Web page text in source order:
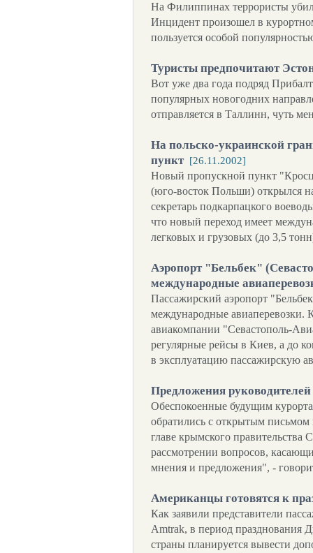
На Филиппинах террористы
Инцидент произошел в
пользуется особой
Туристы предпочитают
Вот уже два года подряд
популярных новогодних
отправляется в Таллинн, чуть
На польско-украинской
пункт [26.11.2002]
Новый пропускной пункт
(юго-восток Польши) открылся
секретарь подкарпацкого
что новый переход имеет
легковых и грузовых (до 3,5
Аэропорт "Бельбек"
международные
Пассажирский аэропорт
международные авиаперевозки.
авиакомпании "Севастополь-
регулярные рейсы в Киев, а до
в эксплуатацию пассажирскую
Предложения
Обеспокоенные будущим
обратились с открытым
главе крымского
рассмотрении вопросов,
мнения и предложения", -
Американцы готовятся к
Как заявили представители
Amtrak, в период празднования
страны планируется вывести